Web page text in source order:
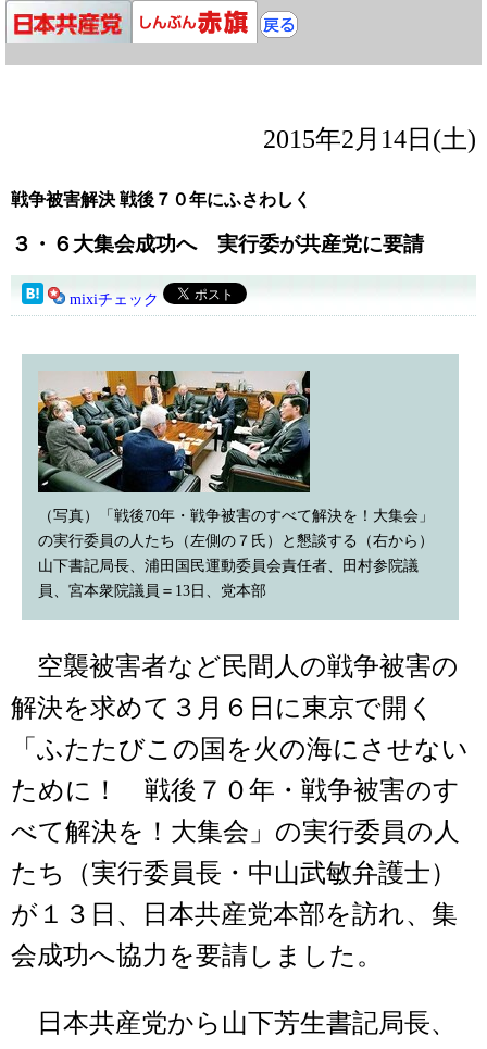
2015年2月14日(土)
戦争被害解決 戦後７０年にふさわしく
３・６大集会成功へ 実行委が共産党に要請
mixiチェック
（写真）「戦後70年・戦争被害のすべて解決を！大集会」
の実行委員の人たち（左側の７氏）と懇談する（右から）
山下書記局長、浦田国民運動委員会責任者、田村参院議
員、宮本衆院議員＝13日、党本部
空襲被害者など民間人の戦争被害の
解決を求めて３月６日に東京で開く
「ふたたびこの国を火の海にさせない
ために！ 戦後７０年・戦争被害のす
べて解決を！大集会」の実行委員の人
たち（実行委員長・中山武敏弁護士）
が１３日、日本共産党本部を訪れ、集
会成功へ協力を要請しました。
日本共産党から山下芳生書記局長、